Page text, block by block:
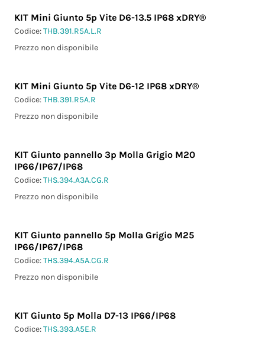
KIT Mini Giunto 5p Vite D6-13.5 IP68 xDRY®
Codice:THB.391.R5A.L.R
Prezzo non disponibile
KIT Mini Giunto 5p Vite D6-12 IP68 xDRY®
Codice:THB.391.R5A.R
Prezzo non disponibile
KIT Giunto pannello 3p Molla Grigio M20
IP66/IP67/IP68
Codice:THS.394.A3A.CG.R
Prezzo non disponibile
KIT Giunto pannello 5p Molla Grigio M25
IP66/IP67/IP68
Codice:THS.394.A5A.CG.R
Prezzo non disponibile
KIT Giunto 5p Molla D7-13 IP66/IP68
Codice:THS.393.A5E.R